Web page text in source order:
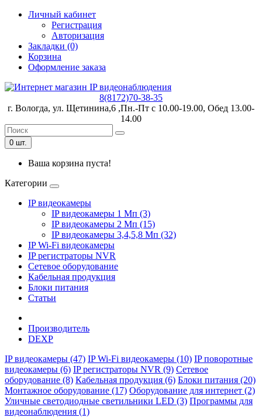
Личный кабинет
Регистрация
Авторизация
Закладки (0)
Корзина
Оформление заказа
8(8172)70-38-35
г. Вологда, ул. Щетинина,6 ,Пн.-Пт с 10.00-19.00, Обед 13.00-
14.00
0 шт.
Ваша корзина пуста!
Категории
IP видеокамеры
IP видеокамеры 1 Мп (3)
IP видеокамеры 2 Мп (15)
IP видеокамеры 3,4,5,8 Мп (32)
IP Wi-Fi видеокамеры
IP регистраторы NVR
Сетевое оборудование
Кабельная продукция
Блоки питания
Статьи
Производитель
DEXP
IP видеокамеры (47) IP Wi-Fi видеокамеры (10) IP поворотные
видеокамеры (6) IP регистраторы NVR (9) Сетевое
оборудование (8) Кабельная продукция (6) Блоки питания (20)
Монтажное оборудование (17) Оборудование для интернет (2)
Уличные светодиодные светильники LED (3) Программы для
видеонаблюдения (1)